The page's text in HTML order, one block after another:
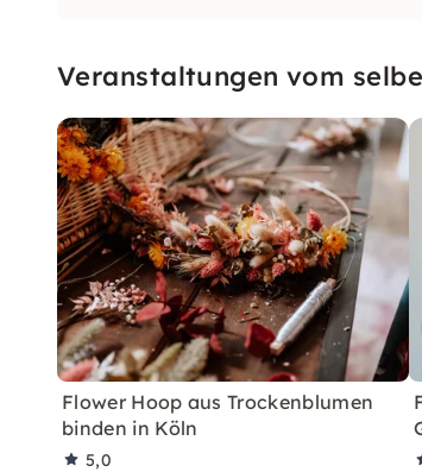
Veranstaltungen vom
Flower Hoop aus Trockenblumen
binden in Köln
5,0